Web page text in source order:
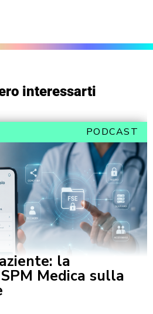
interessarti
PODCAST
la
Medica sulla